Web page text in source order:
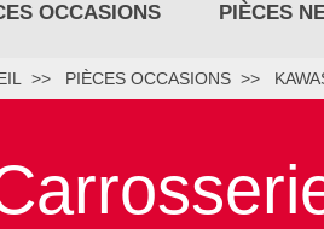
OCCASIONS PIÈCES
PIÈCES OCCASIONS